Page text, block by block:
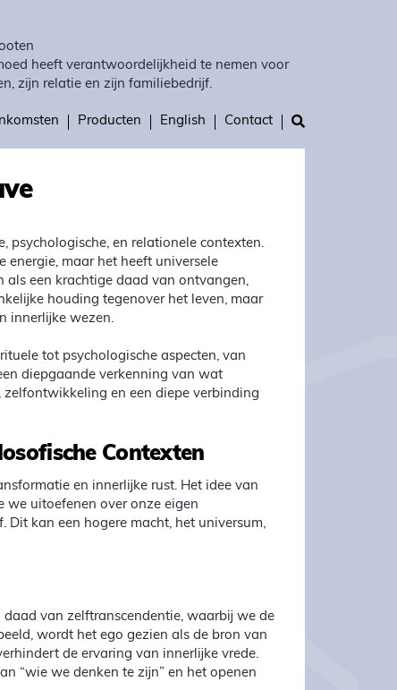
heeft verantwoordelijkheid te nemen voor
zijn relatie en zijn familiebedrijf.
Producten English Contact
psychologische, en relationele contexten.
energie, maar het heeft universele
als een krachtige daad van ontvangen,
houding tegenover het leven, maar
innerlijke wezen.
tot psychologische aspecten, van
diepgaande verkenning van wat
en een diepe verbinding
Contexten
en innerlijke rust. Het idee van
uitoefenen over onze eigen
kan een hogere macht, het universum,
van zelftranscendentie, waarbij we de
wordt het ego gezien als de bron van
de ervaring van innerlijke vrede.
“wie we denken te zijn” en het openen